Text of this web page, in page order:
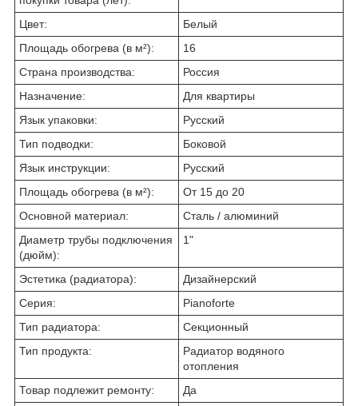
Цвет:
Белый
Площадь обогрева (в м²):
16
Страна производства:
Россия
Назначение:
Для квартиры
Язык упаковки:
Русский
Тип подводки:
Боковой
Язык инструкции:
Русский
Площадь обогрева (в м²):
От 15 до 20
Основной материал:
Сталь / алюминий
Диаметр трубы подключения
(дюйм):
1"
Эстетика (радиатора):
Дизайнерский
Серия:
Pianoforte
Тип радиатора:
Секционный
Тип продукта:
Радиатор водяного
отопления
Товар подлежит ремонту:
Да